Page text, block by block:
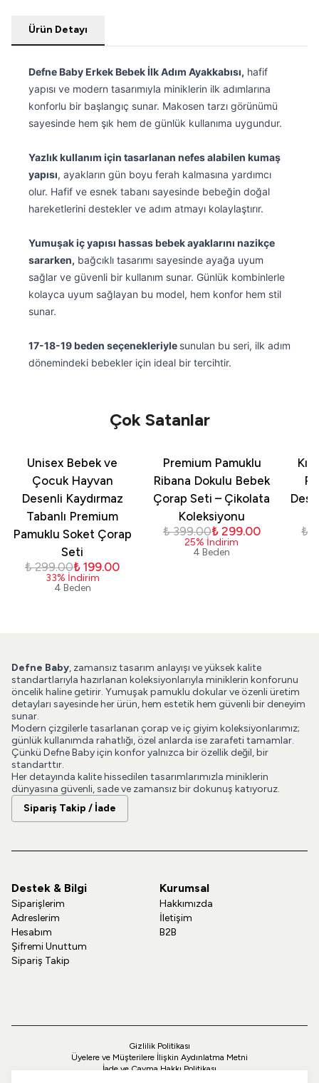
Ürün Detayı
Defne Baby Erkek Bebek İlk Adım Ayakkabısı, hafif
yapısı ve modern tasarımıyla miniklerin ilk adımlarına
konforlu bir başlangıç sunar. Makosen tarzı görünümü
sayesinde hem şık hem de günlük kullanıma uygundur.
Yazlık kullanım için tasarlanan nefes alabilen kumaş
yapısı, ayakların gün boyu ferah kalmasına yardımcı
olur. Hafif ve esnek tabanı sayesinde bebeğin doğal
hareketlerini destekler ve adım atmayı kolaylaştırır.
Yumuşak iç yapısı hassas bebek ayaklarını nazikçe
sararken, bağcıklı tasarımı sayesinde ayağa uyum
sağlar ve güvenli bir kullanım sunar. Günlük kombinlerle
kolayca uyum sağlayan bu model, hem konfor hem stil
sunar.
17-18-19 beden seçenekleriyle sunulan bu seri, ilk adım
dönemindeki bebekler için ideal bir tercihtir.
Çok Satanlar
Unisex Bebek ve
Çocuk Hayvan
Desenli Kaydırmaz
Tabanlı Premium
Pamuklu Soket Çorap
Seti
₺ 299.00₺ 199.00
33% İndirim
4 Beden
Premium Pamuklu
Ribana Dokulu Bebek
Çorap Seti – Çikolata
Koleksiyonu
₺ 399.00₺ 299.00
25% İndirim
4 Beden
₺
Defne Baby, zamansız tasarım anlayışı ve yüksek kalite
standartlarıyla hazırlanan koleksiyonlarıyla miniklerin konforunu
öncelik haline getirir. Yumuşak pamuklu dokular ve özenli üretim
detayları sayesinde her ürün, hem estetik hem güvenli bir deneyim
sunar.
Modern çizgilerle tasarlanan çorap ve iç giyim koleksiyonlarımız;
günlük kullanımda rahatlığı, özel anlarda ise zarafeti tamamlar.
Çünkü Defne Baby için konfor yalnızca bir özellik değil, bir
standarttır.
Her detayında kalite hissedilen tasarımlarımızla miniklerin
dünyasına güvenli, sade ve zamansız bir dokunuş katıyoruz.
Sipariş Takip / İade
Destek & Bilgi
Siparişlerim
Adreslerim
Hesabım
Şifremi Unuttum
Sipariş Takip
Kurumsal
Hakkımızda
İletişim
B2B
Gizlilik Politikası
Üyelere ve Müşterilere İlişkin Aydınlatma Metni
İade ve Cayma Hakkı Politikası